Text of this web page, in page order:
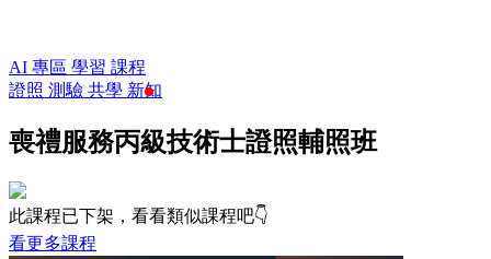
AI 專區 學習 課程
證照 測驗 共學 新知
喪禮服務丙級技術士證照輔照班
此課程已下架，看看類似課程吧👇
看更多課程